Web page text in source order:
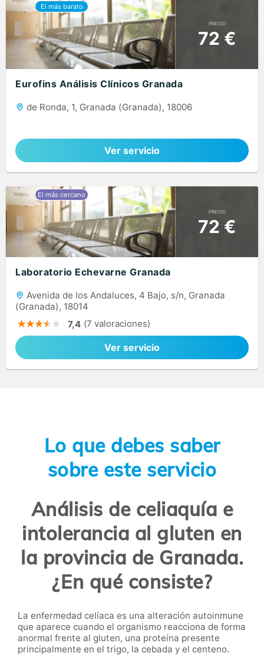
PRECIO
72 €
Eurofins Análisis Clínicos Granada
de Ronda, 1, Granada (Granada), 18006
Ver servicio
PRECIO
72 €
Laboratorio Echevarne Granada
Avenida de los Andaluces, 4 Bajo, s/n, Granada
(Granada), 18014
7,4 (7 valoraciones)
Ver servicio
Lo que debes saber
sobre este servicio
Análisis de celiaquía e
intolerancia al gluten en
la provincia de Granada.
¿En qué consiste?
La enfermedad celíaca es una alteración autoinmune
que aparece cuando el organismo reacciona de forma
anormal frente al gluten, una proteína presente
principalmente en el trigo, la cebada y el centeno.